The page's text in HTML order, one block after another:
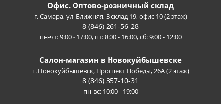
Офис. Оптово-розничный склад
г. Самара, ул. Ближняя, 3 склад 19, офис 10 (2 этаж)
8 (846) 261-56-28
пн-чт: 9:00 - 17:00, пт: 8:00 - 16:00, сб: 9:00 - 12:00
Салон-магазин в Новокуйбышевске
г. Новокуйбышевск, Проспект Победы, 26А (2 этаж)
8 (846) 357-10-31
пн-вс: 10:00 - 19:00